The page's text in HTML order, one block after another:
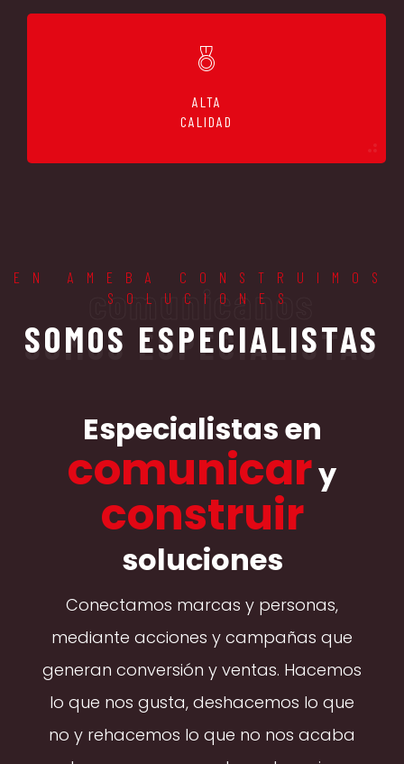
ALTA
CALIDAD
EN AMEBA CONSTRUIMOS
SOLUCIONES
SOMOS ESPECIALISTAS
comunicanos
Especialistas en
comunicary
construir
soluciones
Conectamos marcas y personas,
mediante acciones y campañas que
generan conversión y ventas. Hacemos
lo que nos gusta, deshacemos lo que
no y rehacemos lo que no nos acaba